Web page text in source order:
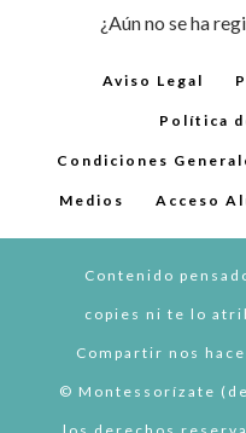
¿Aún no se ha
Aviso Legal
Política
Condiciones
Medios Acceso
Contenido
copies ni te lo
Compartir nos
© Montessorízate